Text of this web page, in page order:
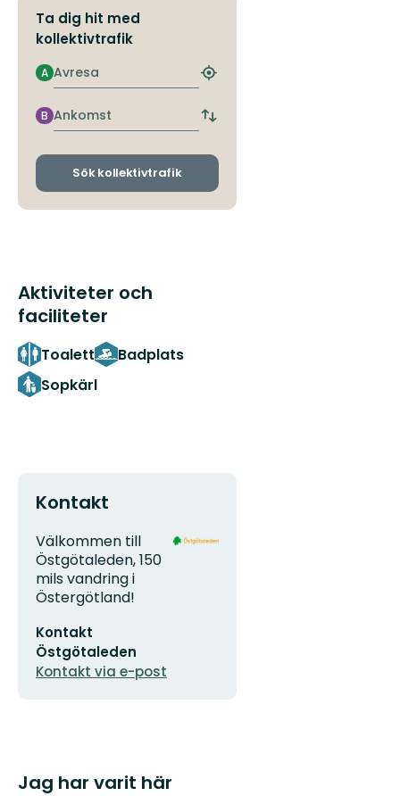
Ta dig hit med
kollektivtrafik
Avresa
A
Hitta
hållplats
Ankomst
B
Byt
och
Sök kollektivtrafik
Aktiviteter och
faciliteter
Toalett
Badplats
Sopkärl
Kontakt
Adress
Välkommen till
Östgötaleden, 150
mils vandring i
Östergötland!
postadress
Kontakt
Östgötaleden
Kontakt via e-post
Organisationens
Jag har varit här